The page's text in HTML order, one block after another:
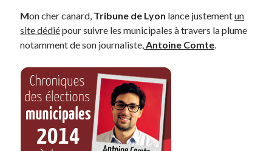
Patchwork
Photos
Post inutile
Sons
Sorties cuculturelles
Tavukoi
Vidéos
Mon cher canard, Tribune de Lyon lance justementun
site dédiépour suivre les municipales à travers la plume
notamment de son journaliste,Antoine Comte.